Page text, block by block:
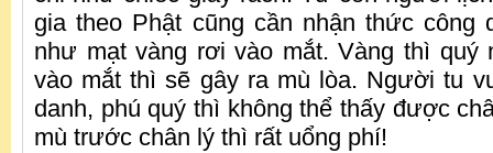
gia theo Phật cũng cần nhận thức công
như mạt vàng rơi vào mắt. Vàng thì quý
vào mắt thì sẽ gây ra mù lòa. Người tu
danh, phú quý thì không thể thấy được
mù trước chân lý thì rất uổng phí!